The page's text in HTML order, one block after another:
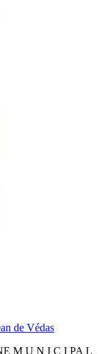
de Védas
M U N I C I PA L